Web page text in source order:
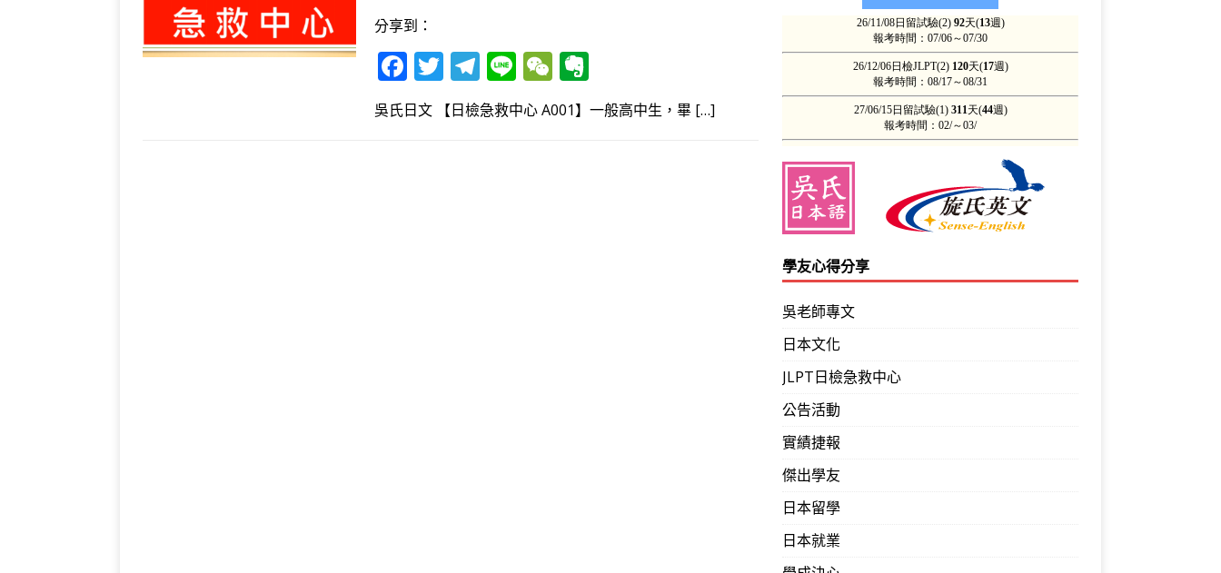
分享到：
F
ac
e
T
w
itt
T
el
e
Li
n
e
W
e
C er
吳氏日文 【日檢急救中心 A001】一般高中生，畢 […]
學友心得分享
吳老師專文
日本文化
JLPT日檢急救中心
公告活動
實績捷報
傑出學友
日本留學
日本就業